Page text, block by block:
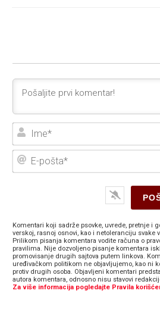
Komentari koji sadrže psovke, uvrede, pretnje i
verskoj, rasnoj osnovi, kao i netoleranciju svake
Prilikom pisanja komentara vodite računa o
pravilima. Nije dozvoljeno pisanje komentara
promovisanje drugih sajtova putem linkova.
uređivačkom politikom ne objavljujemo, kao ni
protiv drugih osoba. Objavljeni komentari
autora komentara, odnosno nisu stavovi
Za više informacija pogledajte Pravila